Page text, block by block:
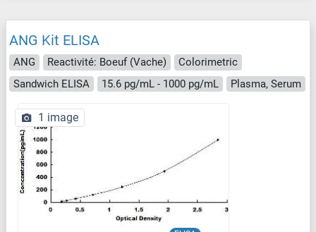
ANG Kit ELISA
ANG Reactivité: Boeuf (Vache)
Colorimetric
Sandwich ELISA
15.6 pg/mL - 1000 pg/mL Plasma, Serum
1 image